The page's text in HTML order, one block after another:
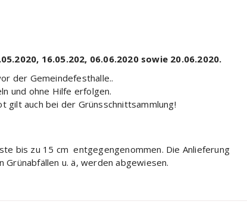
16.05.202, 06.06.2020 sowie 20.06.2020.
der Gemeindefesthalle..
und ohne Hilfe erfolgen.
gilt auch bei der Grünsschnittsammlung!
bis zu 15 cm entgegengenommen. Die Anlieferung
u. ä, werden abgewiesen.